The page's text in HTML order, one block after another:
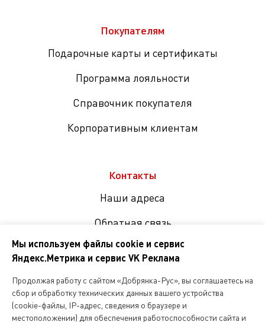
Покупателям
Подарочные карты и сертификаты
Программа лояльности
Справочник покупателя
Корпоративным клиентам
Контакты
Наши адреса
Обратная связь
соцсетях
Мы используем файлы cookie и сервис
Яндекс.Метрика и сервис VK Реклама
Продолжая работу с сайтом «Добрянка-Рус», вы соглашаетесь на
сбор и обработку технических данных вашего устройства
(cookie-файлы, IP-адрес, сведения о браузере и
местоположении) для обеспечения работоспособности сайта и